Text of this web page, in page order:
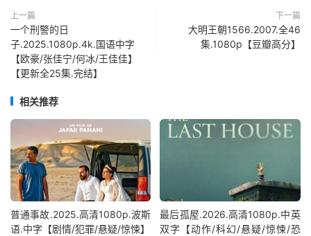
上一篇
一个刑警的日
子.2025.1080p.4k.国语中字
【欧豪/张佳宁/何冰/王佳佳】
【更新全25集.完结】
下一篇
大明王朝1566.2007.全46
集.1080p【豆瓣高分】
相关推荐
普通事故.2025.高清1080p.波斯
语.中字【剧情/犯罪/悬疑/惊悚】
最后孤屋.2026.高清1080p.中英
双字【动作/科幻/悬疑/惊悚/恐